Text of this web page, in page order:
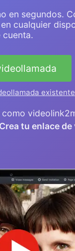
en segundos.
cualquier
cuenta.
como
Crea tu enlace